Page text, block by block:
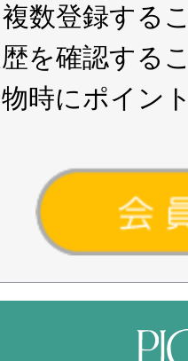
数登録する
を確認する
時にポイン